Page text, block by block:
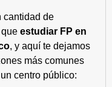
cantidad de
estudiar FP en
, y aquí te dejamos
más comunes
centro público: